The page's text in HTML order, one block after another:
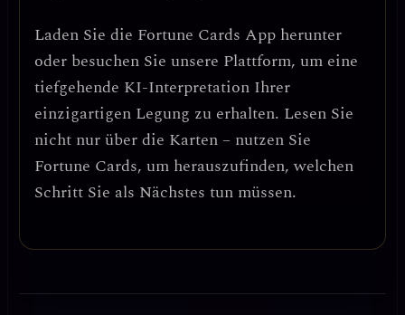
Laden Sie die Fortune Cards App herunter
oder besuchen Sie unsere Plattform, um eine
tiefgehende KI-Interpretation Ihrer
einzigartigen Legung zu erhalten. Lesen Sie
nicht nur über die Karten – nutzen Sie
Fortune Cards, um herauszufinden, welchen
Schritt Sie als Nächstes tun müssen.